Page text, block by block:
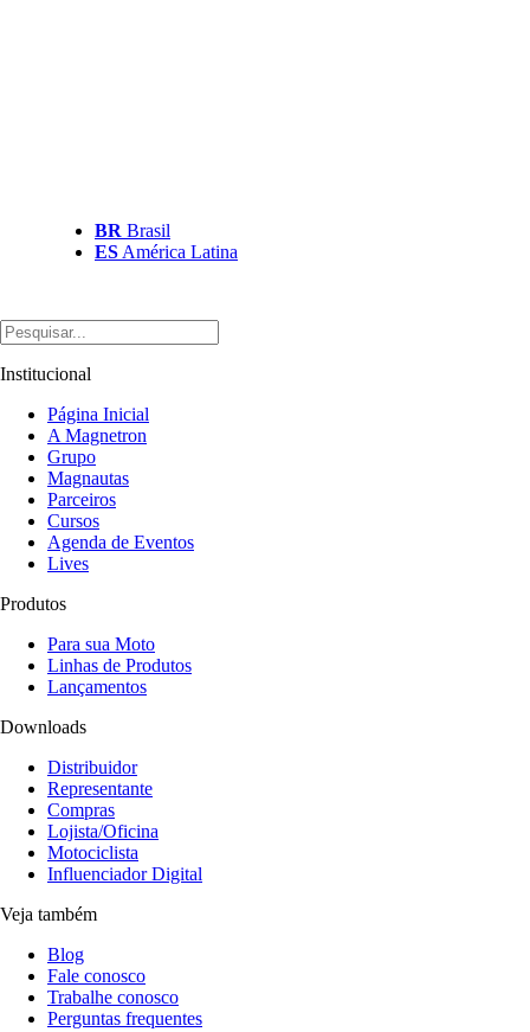
BR Brasil
ES América Latina
Institucional
Página Inicial
A Magnetron
Grupo
Magnautas
Parceiros
Cursos
Agenda de Eventos
Lives
Produtos
Para sua Moto
Linhas de Produtos
Lançamentos
Downloads
Distribuidor
Representante
Compras
Lojista/Oficina
Motociclista
Influenciador Digital
Veja também
Blog
Fale conosco
Trabalhe conosco
Perguntas frequentes